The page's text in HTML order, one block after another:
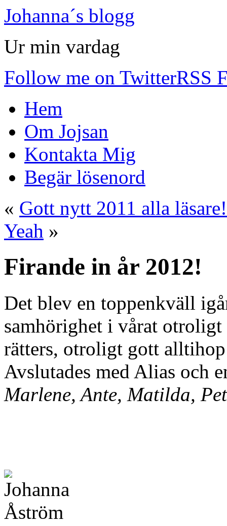
Johanna´s blogg
Ur min vardag
Follow me on TwitterRSS
Hem
Om Jojsan
Kontakta Mig
Begär lösenord
« Gott nytt 2011 alla läsare!
Yeah »
Firande in år 2012!
Det blev en toppenkväll
samhörighet i vårat
rätters, otroligt gott
Avslutades med Alias och
Marlene, Ante, Matilda,